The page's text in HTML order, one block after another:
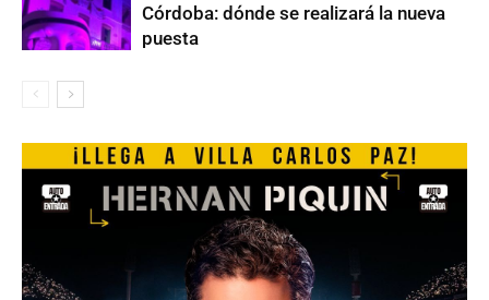
Córdoba: dónde se realizará la nueva
puesta